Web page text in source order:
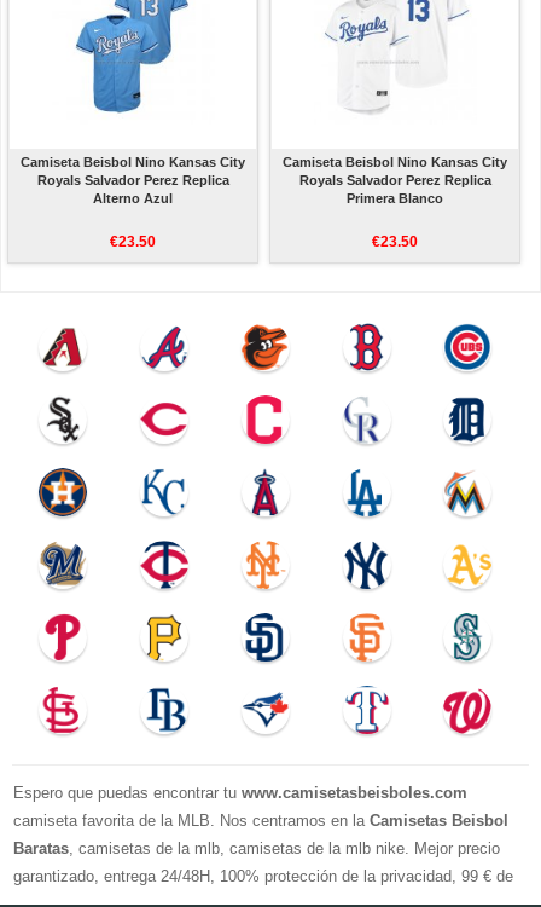
Camiseta Beisbol Nino Kansas City
Royals Salvador Perez Replica
Alterno Azul
€23.50
Camiseta Beisbol Nino Kansas City
Royals Salvador Perez Replica
Primera Blanco
€23.50
Espero que puedas encontrar tu www.camisetasbeisboles.com
camiseta favorita de la MLB. Nos centramos en la Camisetas Beisbol
Baratas, camisetas de la mlb, camisetas de la mlb nike. Mejor precio
garantizado, entrega 24/48H, 100% protección de la privacidad, 99 € de